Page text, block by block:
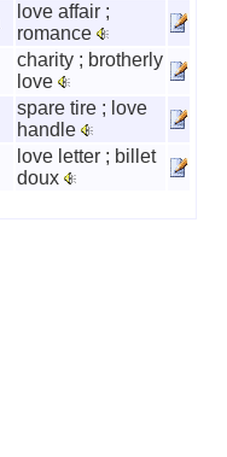
love affair ;
romance
charity ; brotherly
love
spare tire ; love
handle
love letter ; billet
doux